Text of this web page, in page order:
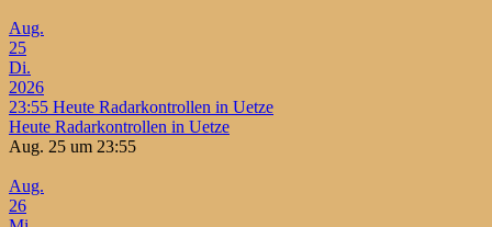
Aug.
25
Di.
2026
23:55 Heute Radarkontrollen in Uetze
Heute Radarkontrollen in Uetze
Aug. 25 um 23:55
Aug.
26